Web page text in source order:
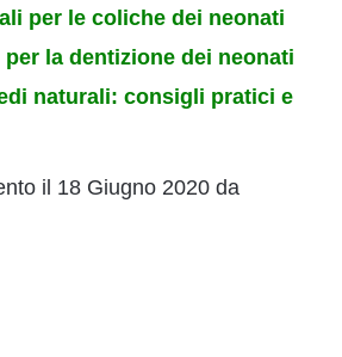
per le coliche dei neonati
la dentizione dei neonati
naturali: consigli pratici e
il 18 Giugno 2020 da